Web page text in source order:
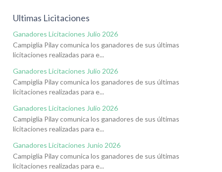
Ultimas Licitaciones
Ganadores Licitaciones Julio 2026
Campiglia Pilay comunica los ganadores de sus últimas
licitaciones realizadas para e...
Ganadores Licitaciones Julio 2026
Campiglia Pilay comunica los ganadores de sus últimas
licitaciones realizadas para e...
Ganadores Licitaciones Julio 2026
Campiglia Pilay comunica los ganadores de sus últimas
licitaciones realizadas para e...
Ganadores Licitaciones Junio 2026
Campiglia Pilay comunica los ganadores de sus últimas
licitaciones realizadas para e...